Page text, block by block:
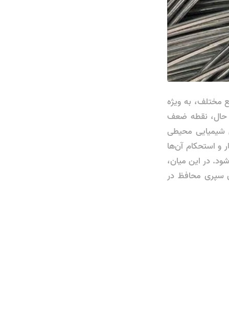
مختلف، به ویژه
حال، نقطه ضعف
شیمیایی محیطی
و استحکام آن‌ها
در این میان،
سپری محافظ در